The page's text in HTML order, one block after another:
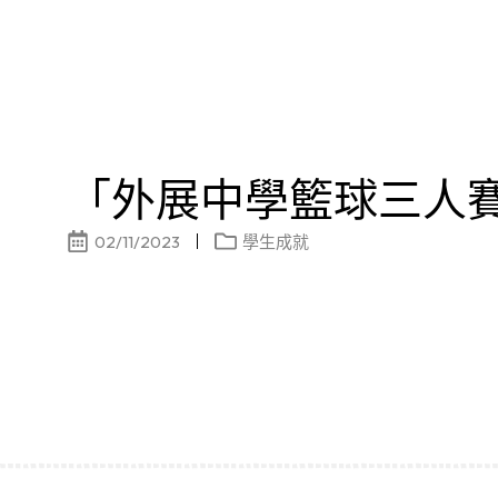
「外展中學籃球三人
02/11/2023 學生成就